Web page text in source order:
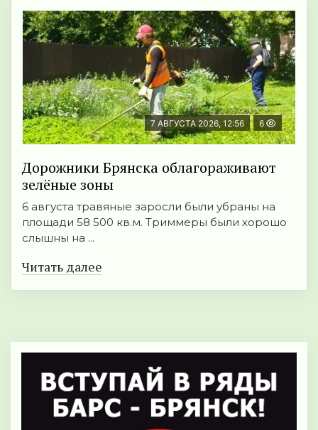
7 АВГУСТА 2026, 12:56 6
Дорожники Брянска облагораживают
зелёные зоны
6 августа травяные заросли были убраны на
площади 58 500 кв.м. Триммеры были хорошо
слышны на ...
Читать далее